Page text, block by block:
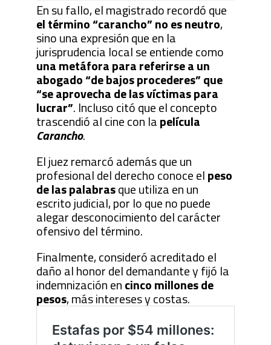
En su fallo, el magistrado recordó que
el término “carancho” no es neutro,
sino una expresión que en la
jurisprudencia local se entiende como
una metáfora para referirse a un
abogado “de bajos procederes” que
“se aprovecha de las víctimas para
lucrar”. Incluso citó que el concepto
trascendió al cine con lapelícula
Carancho.
El juez remarcó además que un
profesional del derecho conoce elpeso
de las palabrasque utiliza en un
escrito judicial, por lo que no puede
alegar desconocimiento del carácter
ofensivo del término.
Finalmente, consideró acreditado el
daño al honor del demandante y fijó la
indemnización encinco millones de
pesos, más intereses y costas.